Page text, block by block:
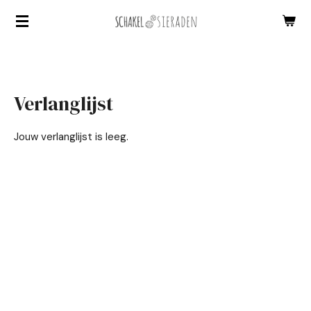
Ga
Verlanglijst
Jouw verlanglijst is leeg.